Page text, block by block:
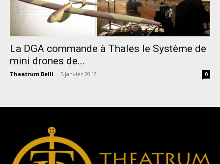
La DGA commande à Thales le Système de
mini drones de...
Theatrum Belli - 5 janvier 2017 0